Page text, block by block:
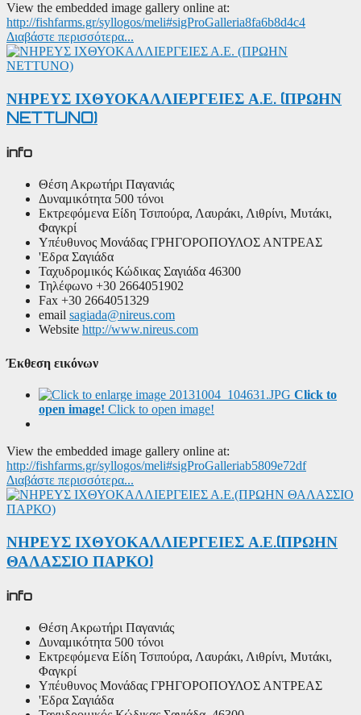
View the embedded image gallery online at:
http://fishfarms.gr/syllogos/meli#sigProGalleria8fa6b8d4c4
Διαβάστε περισσότερα...
ΝΗΡΕΥΣ ΙΧΘΥΟΚΑΛΛΙΕΡΓΕΙΕΣ Α.Ε. (ΠΡΩΗΝ
NETTUNO)
info
ΘέσηΑκρωτήρι Παγανιάς
Δυναμικότητα 500 τόνοι
Εκτρεφόμενα Είδη Τσιπούρα, Λαυράκι, Λιθρίνι, Μυτάκι,
Φαγκρί
Υπέυθυνος Μονάδας ΓΡΗΓΟΡΟΠΟΥΛΟΣ ΑΝΤΡΕΑΣ
'Εδρα Σαγιάδα
Ταχυδρομικός Κώδικας Σαγιάδα 46300
Τηλέφωνο +30 2664051902
Fax +30 2664051329
email sagiada@nireus.com
Website http://www.nireus.com
Έκθεση εικόνων
Click to
open image! Click to open image!
View the embedded image gallery online at:
http://fishfarms.gr/syllogos/meli#sigProGalleriab5809e72df
Διαβάστε περισσότερα...
ΝΗΡΕΥΣ ΙΧΘΥΟΚΑΛΛΙΕΡΓΕΙΕΣ Α.Ε.(ΠΡΩΗΝ
ΘΑΛΑΣΣΙΟ ΠΑΡΚΟ)
info
Θέση Ακρωτήρι Παγανιάς
Δυναμικότητα 500 τόνοι
Εκτρεφόμενα Είδη Τσιπούρα, Λαυράκι, Λιθρίνι, Μυτάκι,
Φαγκρί
Υπέυθυνος Μονάδας ΓΡΗΓΟΡΟΠΟΥΛΟΣ ΑΝΤΡΕΑΣ
'Εδρα Σαγιάδα